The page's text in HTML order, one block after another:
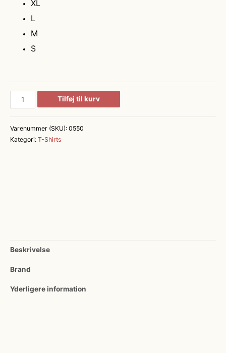
XL
L
M
S
TIME®
Tilføj til kurv
Varenummer (SKU): 0550
Kategori: T-Shirts
Beskrivelse
Brand
Yderligere information